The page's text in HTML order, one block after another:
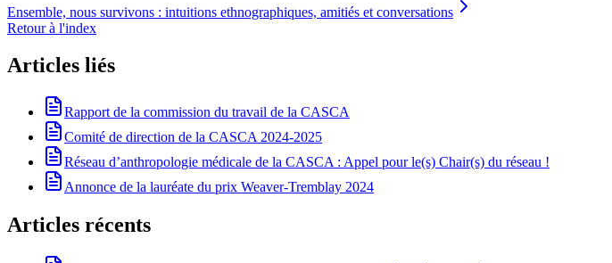
Ensemble, nous survivons : intuitions ethnographiques, amitiés et conversations
Retour à l'index
Articles liés
Rapport de la commission du travail de la CASCA
Comité de direction de la CASCA 2024-2025
Réseau d’anthropologie médicale de la CASCA : Appel pour le(s) Chair(s) du réseau !
Annonce de la lauréate du prix Weaver-Tremblay 2024
Articles récents